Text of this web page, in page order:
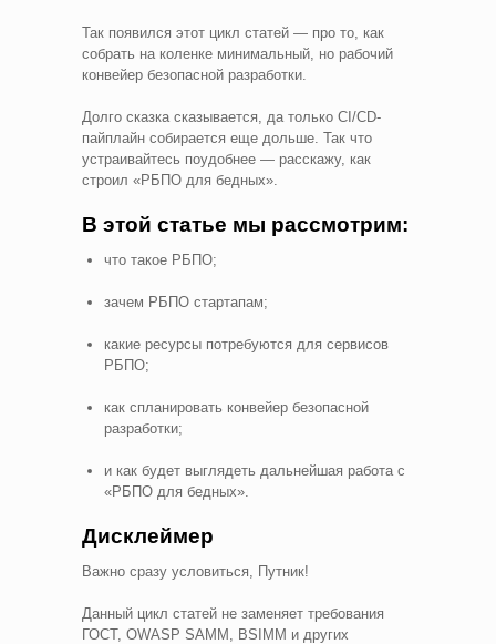
Так появился этот цикл статей — про то, как
собрать на коленке минимальный, но рабочий
конвейер безопасной разработки.
Долго сказка сказывается, да только CI/CD-
пайплайн собирается еще дольше. Так что
устраивайтесь поудобнее — расскажу, как
строил «РБПО для бедных».
В этой статье мы рассмотрим:
что такое РБПО;
зачем РБПО стартапам;
какие ресурсы потребуются для сервисов
РБПО;
как спланировать конвейер безопасной
разработки;
и как будет выглядеть дальнейшая работа с
«РБПО для бедных».
Дисклеймер
Важно сразу условиться, Путник!
Данный цикл статей не заменяет требования
ГОСТ, OWASP SAMM, BSIMM и других